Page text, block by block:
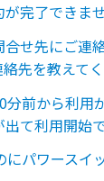
完了できま
合せ先にご連
先を教えてく
分前から利用
出て利用開始
にパワース